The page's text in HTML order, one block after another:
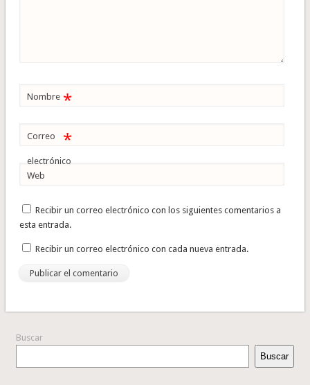
Nombre *
Correo
electrónico
*
Web
Recibir un correo electrónico con los siguientes comentarios a
esta entrada.
Recibir un correo electrónico con cada nueva entrada.
Buscar
Buscar